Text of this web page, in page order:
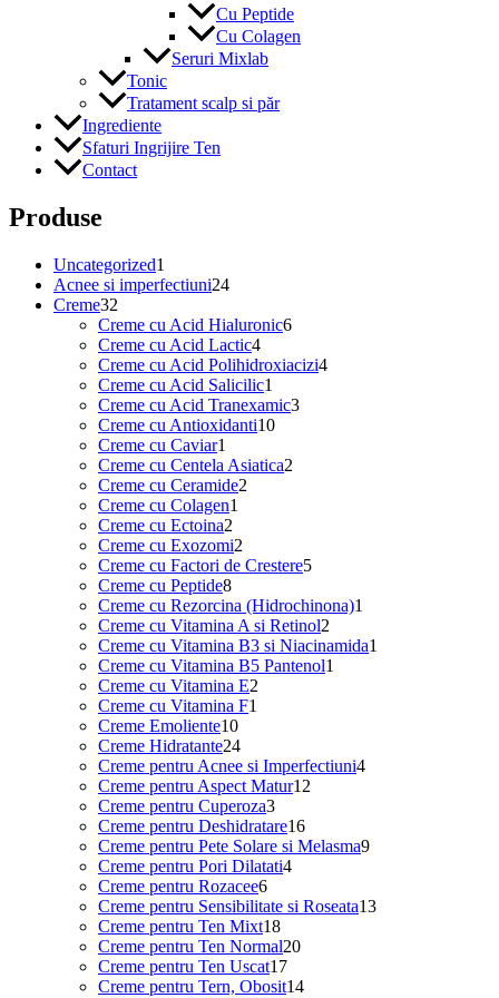
Cu Peptide
Cu Colagen
Seruri Mixlab
Tonic
Tratament scalp si păr
Ingrediente
Sfaturi Ingrijire Ten
Contact
Produse
Uncategorized1
produs
Acnee si imperfectiuni2424
produse
Creme32
de
produse
Creme cu Acid Hialuronic66
Creme cu Acid Lactic44
produse
Creme cu Acid Polihidroxiacizi44
Creme cu Acid Salicilic1
produs
Creme cu Acid Tranexamic33
Creme cu Antioxidanti1010
Creme cu Caviar1
produs
Creme cu Centela Asiatica2
Creme cu Ceramide2
Creme cu Colagen1
Creme cu Ectoina2
produse
Creme cu Exozomi2
produse
Creme cu Factori de Crestere55
Creme cu Peptide88
produse
Creme cu Rezorcina (Hidrochinona)1
Creme cu Vitamina A si Retinol2
produse
Creme cu Vitamina B3 si Niacinamida1
Creme cu Vitamina B5 Pantenol1
Creme cu Vitamina E2
Creme cu Vitamina F1
Creme Emoliente1010
produse
Creme Hidratante2424
de
produse
Creme pentru Acnee si Imperfectiuni44
Creme pentru Aspect Matur12
Creme pentru Cuperoza33
produse
Creme pentru Deshidratare1616
produse
Creme pentru Pete Solare si Melasma99
Creme pentru Pori Dilatati44
Creme pentru Rozacee66
produse
Creme pentru Sensibilitate si Roseata1313
Creme pentru Ten Mixt1818
produse
Creme pentru Ten Normal2020
produse
Creme pentru Ten Uscat1717
produse
Creme pentru Tern, Obosit1414